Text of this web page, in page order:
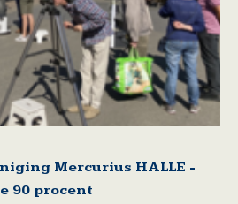
Mercurius HALLE -
90 procent